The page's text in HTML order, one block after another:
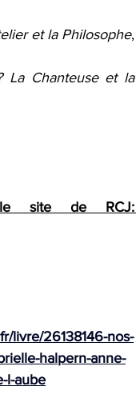
et la Philosophe,
La Chanteuse et la
livre/26138146-nos-
halpern-anne-
l-aube